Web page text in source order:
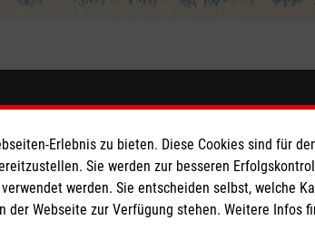
Malteser
in Deutschland
Erlebnis zu bieten. Diese Cookies sind für
Sie werden zur besseren
werden. Sie entscheiden selbst, welche
Webseite zur Verfügung stehen. Weitere Infos